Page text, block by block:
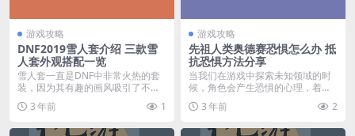
游戏攻略
DNF2019雪人套介绍 三款雪
人套外观搭配一览
雪人套一直是DNF中非常火热的套
装，因为其有趣的画风吸引了不少
玩家，游戏中也出现...
3 年前 1
游戏攻略
先祖人类奥德赛恐惧怎么办 抵
抗恐惧方法分享
当我们在游戏中探索未知领域的时
候，角色会产生恐惧的心理，着可
影响着我们的效率啊，...
3 年前 2